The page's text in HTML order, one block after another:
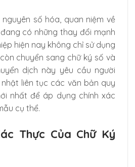
số hóa, quan niệm về
có những thay đổi mạnh
hiện nay không chỉ sử dụng
chuyển sang chữ ký số và
dịch này yêu cầu người
liên tục các văn bản quy
nhất để áp dụng chính xác
cụ thể.
Thực Của Chữ Ký